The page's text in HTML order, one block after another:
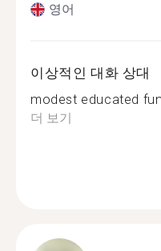
영어
이상적인 대화 상대
modest educated
더 보기